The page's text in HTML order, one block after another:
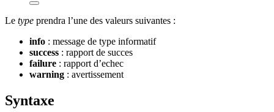
Le type prendra l’une des valeurs suivantes :
info : message de type informatif
success : rapport de succes
failure : rapport d’echec
warning : avertissement
Syntaxe